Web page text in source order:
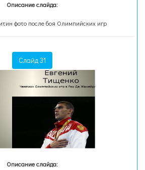
Описание слайда:
фото после боя Олимпийских игр
Слайд 31
Описание слайда: